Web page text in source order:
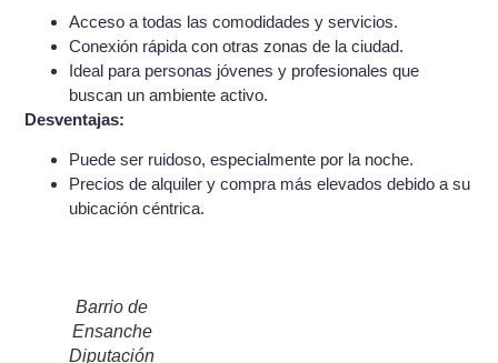
Acceso a todas las comodidades y servicios.
Conexión rápida con otras zonas de la ciudad.
Ideal para personas jóvenes y profesionales que
buscan un ambiente activo.
Desventajas:
Puede ser ruidoso, especialmente por la noche.
Precios de alquiler y compra más elevados debido a su
ubicación céntrica.
Barrio de
Ensanche
Diputación